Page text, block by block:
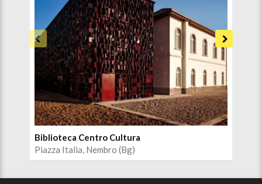
Biblioteca Centro Cultura
Piazza Italia, Nembro (Bg)